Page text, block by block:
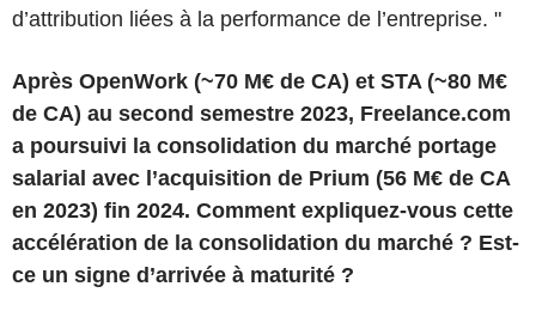
d’attribution liées à la performance de l’entreprise. "
Après OpenWork (~70 M€ de CA) et STA (~80 M€
de CA) au second semestre 2023, Freelance.com
a poursuivi la consolidation du marché portage
salarial avec l’acquisition de Prium (56 M€ de CA
en 2023) fin 2024. Comment expliquez-vous cette
accélération de la consolidation du marché ? Est-
ce un signe d’arrivée à maturité ?